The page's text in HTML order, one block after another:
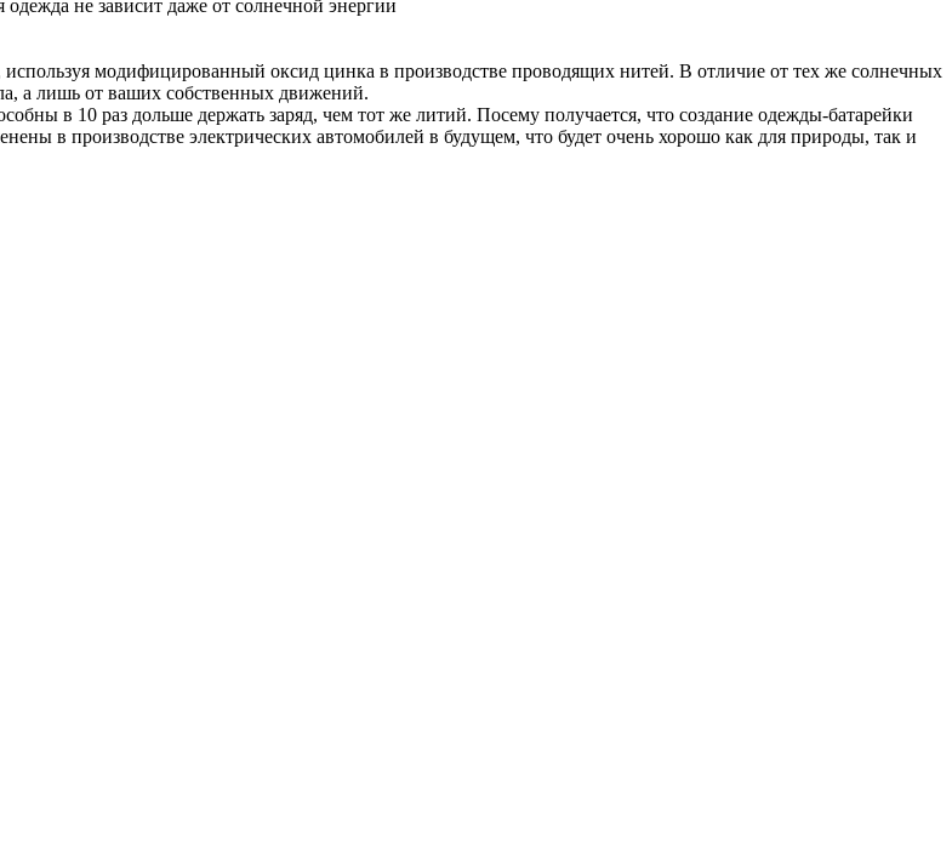
одежда не зависит даже от солнечной энергии
модифицированный оксид цинка в производстве проводящих нитей. В отличие от тех же солнечных
а лишь от ваших собственных движений.
в 10 раз дольше держать заряд, чем тот же литий. Посему получается, что создание одежды-батарейки
в производстве электрических автомобилей в будущем, что будет очень хорошо как для природы, так и